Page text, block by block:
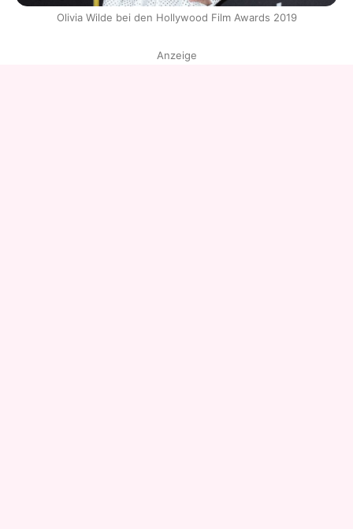
Olivia Wilde bei den Hollywood Film Awards 2019
Anzeige